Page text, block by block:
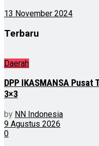
13 November 2024
Terbaru
Daerah
DPP IKASMANSA
3×3
by NN Indonesia
9 Agustus 2026
0